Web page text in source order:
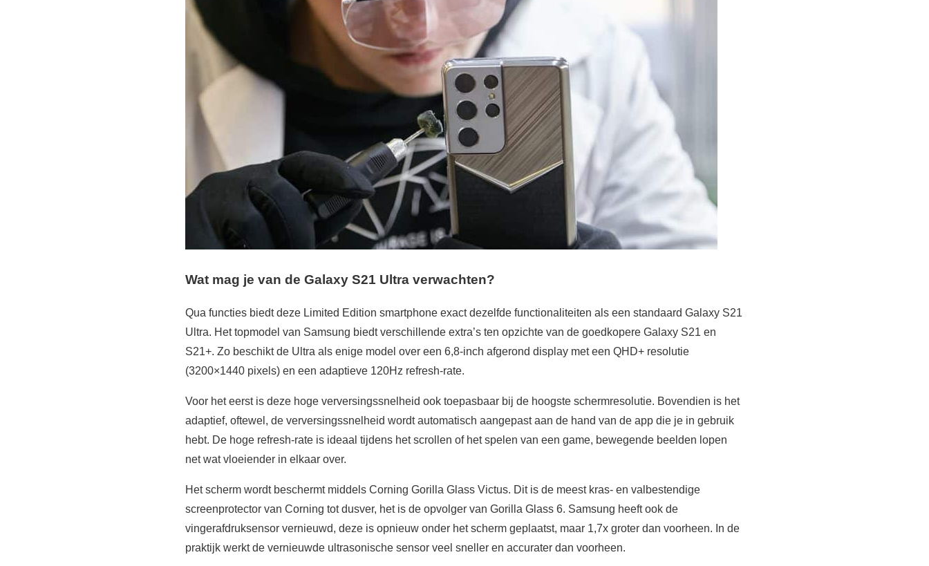
Wat mag je van de Galaxy S21 Ultra verwachten?
Qua functies biedt deze Limited Edition smartphone exact dezelfde functionaliteiten als een standaard Galaxy S21
Ultra. Het topmodel van Samsung biedt verschillende extra’s ten opzichte van de goedkopere Galaxy S21 en
S21+. Zo beschikt de Ultra als enige model over een 6,8-inch afgerond display met een QHD+ resolutie
(3200×1440 pixels) en een adaptieve 120Hz refresh-rate.
Voor het eerst is deze hoge verversingssnelheid ook toepasbaar bij de hoogste schermresolutie. Bovendien is het
adaptief, oftewel, de verversingssnelheid wordt automatisch aangepast aan de hand van de app die je in gebruik
hebt. De hoge refresh-rate is ideaal tijdens het scrollen of het spelen van een game, bewegende beelden lopen
net wat vloeiender in elkaar over.
Het scherm wordt beschermt middels Corning Gorilla Glass Victus. Dit is de meest kras- en valbestendige
screenprotector van Corning tot dusver, het is de opvolger van Gorilla Glass 6. Samsung heeft ook de
vingerafdruksensor vernieuwd, deze is opnieuw onder het scherm geplaatst, maar 1,7x groter dan voorheen. In de
praktijk werkt de vernieuwde ultrasonische sensor veel sneller en accurater dan voorheen.